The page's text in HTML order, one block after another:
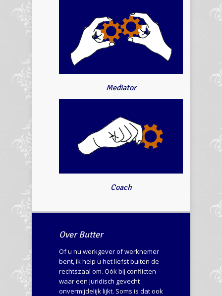
Mediator
Coach
Over Butter
Of u nu werkgever of werknemer
bent, ik help u het liefst buiten de
rechtszaal om. Oók bij conflicten
waar een juridisch gevecht
onvermijdelijk lijkt. Soms is dat ook